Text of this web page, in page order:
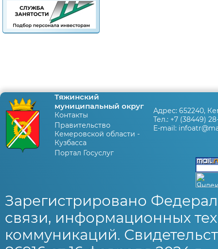
Тяжинский
муниципальный округ
Контакты
Правительство
Кемеровской области -
Кузбасса
Портал Госуслуг
Адрес: 652240,
Тел.: +7 (38449)
E-mail:
Зарегистрировано
связи, информационных
коммуникаций.